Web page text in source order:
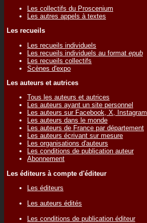
Les collectifs du Proscenium
Les autres appels à textes
Les recueils
Les recueils individuels
Les recueils individuels au format epub
Les recueils collectifs
Scènes d'expo
Les auteurs et autrices
Tous les auteurs et autrices
Les auteurs ayant un site personnel
Les auteurs sur Facebook, X, Instagram
Les auteurs dans le monde
Les auteurs de France par département
Les auteurs écrivant sur mesure
Les organisations d'auteurs
Les conditions de publication auteur
Abonnement
Les éditeurs à compte d'éditeur
Les éditeurs
Les auteurs édités
Les conditions de publication éditeur